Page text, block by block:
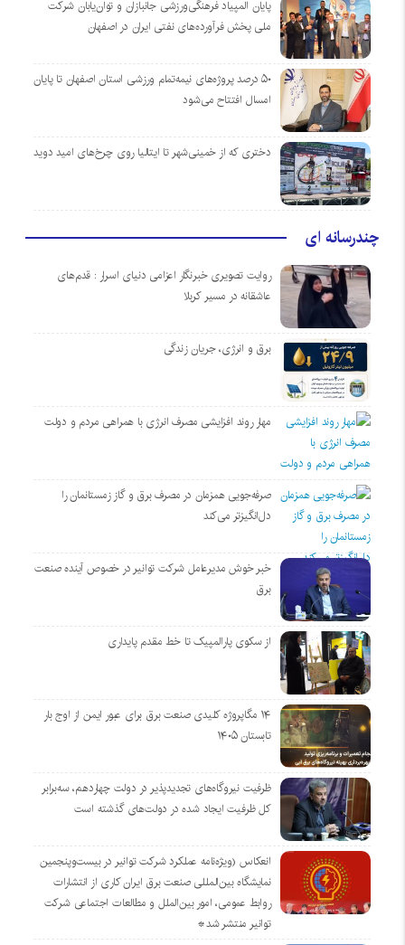
پایان المپیاد فرهنگی‌ورزشی جانبازان و توان‌یابان شرکت
ملی پخش فرآورده‌های نفتی ایران در اصفهان
۵۰ درصد پروژه‌های نیمه‌تمام ورزشی استان اصفهان تا پایان
امسال افتتاح می‌شود
دختری که از خمینی‌شهر تا ایتالیا روی چرخ‌های امید دوید
چندرسانه ای
روایت تصویری خبرنگار اعزامی دنیای اسرار : قدم‌های
عاشقانه در مسیر کربلا
برق و انرژی، جریان زندگی
مهار روند افزایشی مصرف انرژی با همراهی مردم و دولت
صرفه‌جویی همزمان در مصرف برق و گاز زمستانمان را
دل‌انگیزتر می‌کند
خبر خوش مدیرعامل شرکت توانیر در خصوص آینده صنعت
برق
از سکوی پارالمپیک تا خط مقدم پایداری
۱۴ مگاپروژه‌ کلیدی صنعت برق برای عبور ایمن از اوج بار
تابستان ۱۴۰۵
ظرفیت نیروگاه‌های تجدیدپذیر در دولت چهاردهم، سه‌برابر
کل ظرفیت ایجاد شده در دولت‌های گذشته است
انعکاس (ویژه‌نامه عملکرد شرکت توانیر در بیست‌وپنجمین
نمایشگاه بین‌المللی صنعت برق ایران کاری از انتشارات
روابط عمومی، امور بین‌الملل و مطالعات اجتماعی شرکت
توانیر منتشر شد*